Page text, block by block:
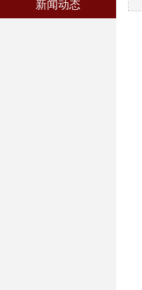
新闻动态